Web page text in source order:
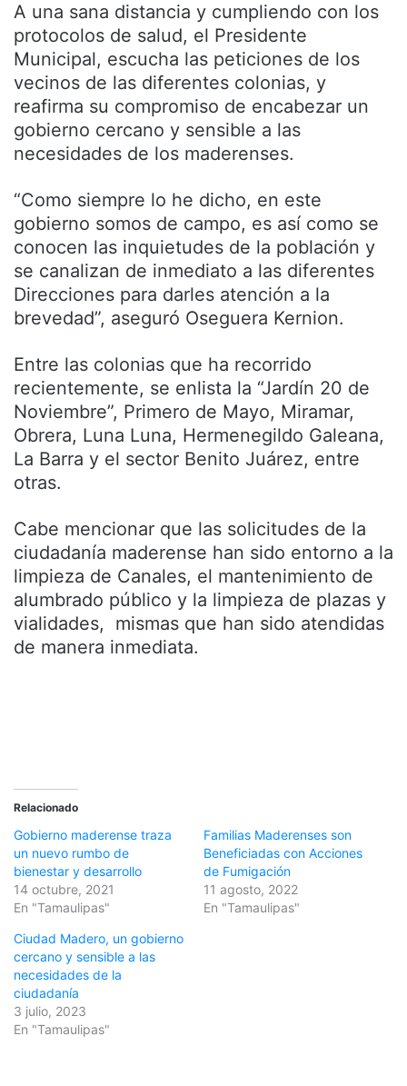
A una sana distancia y cumpliendo con los
protocolos de salud, el Presidente
Municipal, escucha las peticiones de los
vecinos de las diferentes colonias, y
reafirma su compromiso de encabezar un
gobierno cercano y sensible a las
necesidades de los maderenses.
“Como siempre lo he dicho, en este
gobierno somos de campo, es así como se
conocen las inquietudes de la población y
se canalizan de inmediato a las diferentes
Direcciones para darles atención a la
brevedad”, aseguró Oseguera Kernion.
Entre las colonias que ha recorrido
recientemente, se enlista la “Jardín 20 de
Noviembre”, Primero de Mayo, Miramar,
Obrera, Luna Luna, Hermenegildo Galeana,
La Barra y el sector Benito Juárez, entre
otras.
Cabe mencionar que las solicitudes de la
ciudadanía maderense han sido entorno a la
limpieza de Canales, el mantenimiento de
alumbrado público y la limpieza de plazas y
vialidades, mismas que han sido atendidas
de manera inmediata.
Relacionado
Gobierno maderense traza
un nuevo rumbo de
bienestar y desarrollo
14 octubre, 2021
En "Tamaulipas"
Familias Maderenses son
Beneficiadas con Acciones
de Fumigación
11 agosto, 2022
En "Tamaulipas"
Ciudad Madero, un gobierno
cercano y sensible a las
necesidades de la
ciudadanía
3 julio, 2023
En "Tamaulipas"